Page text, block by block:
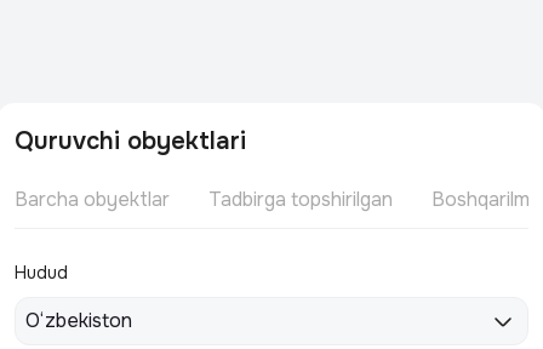
Quruvchi obyektlari
Barcha obyektlar Tadbirga topshirilgan
Hudud
O‘zbekiston